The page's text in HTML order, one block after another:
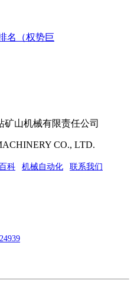
名（权势巨
矿山机械有限责任公司
CO., LTD.
科 机械自动化 联系我们